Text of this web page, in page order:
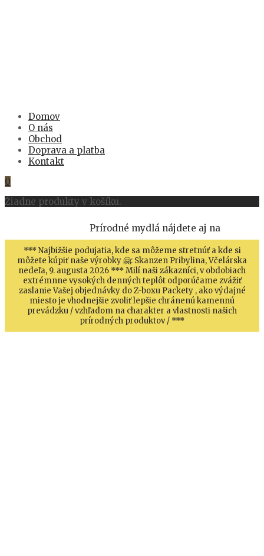
Domov
O nás
Obchod
Doprava a platba
Kontakt
0
Žiadne produkty v košíku.
Prírodné mydlá nájdete aj na
*** Najbižšie podujatia, kde sa môžeme stretnúť a kde si
môžete kúpiť naše výrobky 🤗: Skanzen Pribylina, Včelárska
nedeľa, 9. augusta 2026 *** Milí naši zákazníci, v obdobiach
extrémnne vysokých denných teplôt odporúčame zvážiť
zaslanie Vašej objednávky do Z-boxu Packety , ako výdajné
miesto je vhodnejšie zvoliť lepšie chránenú kamennú
prevádzku / vzhľadom na charakter a vlastnosti našich
prírodných produktov / ***